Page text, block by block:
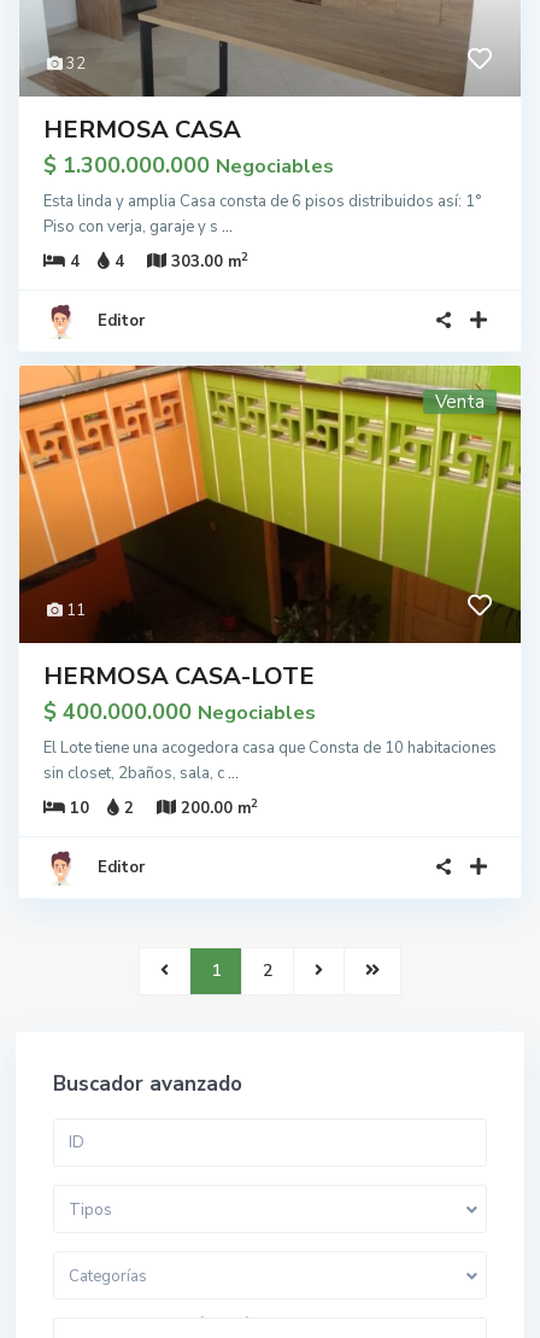
32
HERMOSA CASA
$ 1.300.000.000 Negociables
Esta linda y amplia Casa consta de 6 pisos distribuidos así: 1°
Piso con verja, garaje y s ...
4
4 303.00 m2
Editor
11
Venta
HERMOSA CASA-LOTE
$ 400.000.000 Negociables
El Lote tiene una acogedora casa que Consta de 10 habitaciones
sin closet, 2baños, sala, c...
10
2 200.00 m2
Editor
1 2
Buscador avanzado
Tipos
Categorías
Rango de precios: $ 0 a $ 5.000.000.000